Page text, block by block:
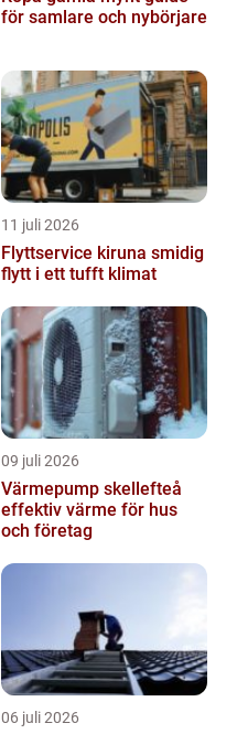
för samlare och nybörjare
11 juli 2026
Flyttservice kiruna smidig
flytt i ett tufft klimat
09 juli 2026
Värmepump skellefteå
effektiv värme för hus
och företag
06 juli 2026